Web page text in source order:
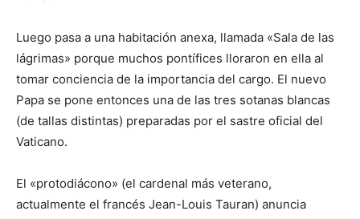
Luego pasa a una habitación anexa, llamada «Sala de las
lágrimas» porque muchos pontífices lloraron en ella al
tomar conciencia de la importancia del cargo. El nuevo
Papa se pone entonces una de las tres sotanas blancas
(de tallas distintas) preparadas por el sastre oficial del
Vaticano.
El «protodiácono» (el cardenal más veterano,
actualmente el francés Jean-Louis Tauran) anuncia